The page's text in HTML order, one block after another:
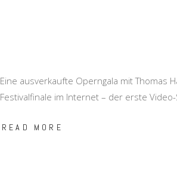
Eine ausverkaufte Operngala mit Thomas
Festivalfinale im Internet – der erste
READ MORE